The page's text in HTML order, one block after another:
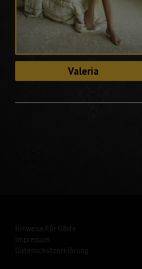
Valeria
Hinweise Für Gäste
Impressum
Datenschutzerklärung